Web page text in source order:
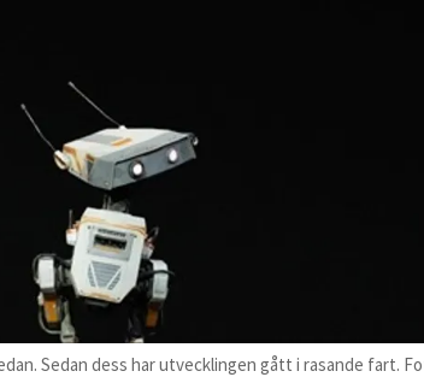
Sedan dess har utvecklingen gått i rasande fart.